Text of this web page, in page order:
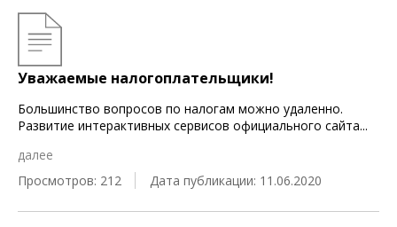
Уважаемые налогоплательщики!
Большинство вопросов по налогам можно удаленно.
Развитие интерактивных сервисов официального сайта...
далее
Просмотров: 212
Дата публикации: 11.06.2020